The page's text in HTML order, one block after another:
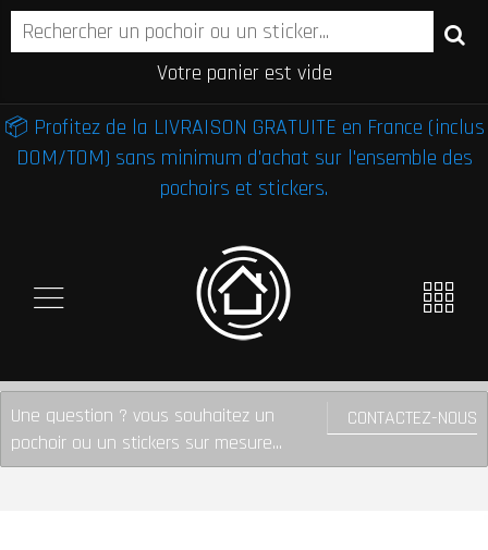
Votre panier est vide
📦 Profitez de la LIVRAISON GRATUITE en France (inclus
DOM/TOM) sans minimum d'achat sur l'ensemble des
pochoirs et stickers.
CONTACTEZ-NOUS
Une question ? vous souhaitez un
pochoir ou un stickers sur mesure...